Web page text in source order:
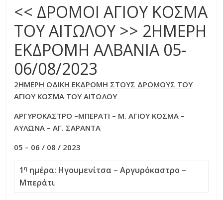
<< ΔΡΟΜΟΙ ΑΓΙΟΥ ΚΟΣΜΑ
ΤΟΥ ΑΙΤΩΛΟΥ >> 2ΗΜΕΡΗ
ΕΚΔΡΟΜΗ ΑΛΒΑΝΙΑ 05-
06/08/2023
2ΗΜΕΡΗ ΟΔΙΚΗ ΕΚΔΡΟΜΗ ΣΤΟΥΣ ΔΡΟΜΟΥΣ ΤΟΥ
ΑΓΙΟΥ ΚΟΣΜΑ ΤΟΥ ΑΙΤΩΛΟΥ
ΑΡΓΥΡΟΚΑΣΤΡΟ –ΜΠΕΡΑΤΙ – Μ. ΑΓΙΟΥ ΚΟΣΜΑ –
ΑΥΛΩΝΑ – ΑΓ. ΣΑΡΑΝΤΑ
05 – 06 / 08 / 2023
1η ημέρα: Ηγουμενίτσα – Αργυρόκαστρο –
Μπεράτι